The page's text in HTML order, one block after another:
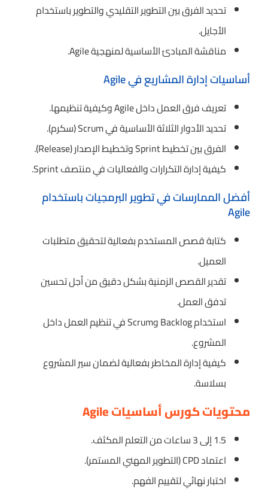
تحديد الفرق بين التطوير التقليدي والتطوير باستخدام
الأجايل.
مناقشة المبادئ الأساسية لمنهجية Agile.
أساسيات إدارة المشاريع في Agile
تعريف فرق العمل داخل Agile وكيفية تنظيمها.
تحديد الأدوار الثلاثة الأساسية في Scrum (سكرم).
الفرق بين تخطيط Sprint وتخطيط الإصدار (Release).
كيفية إدارة التكرارات والفعاليات في منتصف Sprint.
أفضل الممارسات في تطوير البرمجيات باستخدام
Agile
كتابة قصص المستخدم بفعالية لتحقيق متطلبات
العميل.
تقدير القصص الزمنية بشكل دقيق من أجل تحسين
تدفق العمل.
استخدام Backlog وScrum في تنظيم العمل داخل
المشروع.
كيفية إدارة المخاطر بفعالية لضمان سير المشروع
بسلاسة.
محتويات كورس أساسيات Agile
1.5 إلى 3 ساعات من التعلم المكثف.
اعتماد CPD (التطوير المهني المستمر).
اختبار نهائي لتقييم الفهم.